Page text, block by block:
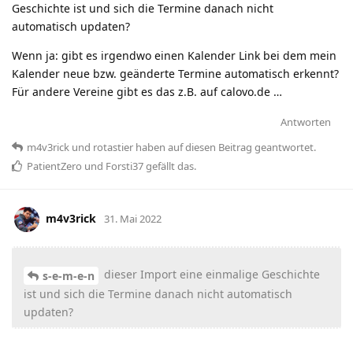
Geschichte ist und sich die Termine danach nicht
automatisch updaten?
Wenn ja: gibt es irgendwo einen Kalender Link bei dem mein
Kalender neue bzw. geänderte Termine automatisch erkennt?
Für andere Vereine gibt es das z.B. auf calovo.de …
Antworten
m4v3rick und rotastier haben auf diesen Beitrag geantwortet.
PatientZero und Forsti37gefällt das.
m4v3rick 31. Mai 2022
s-e-m-e-n
dieser Import eine einmalige Geschichte
ist und sich die Termine danach nicht automatisch
updaten?